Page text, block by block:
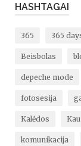
HASHTAGAI
365 365
Beisbolas
depeche mode
fotosesija
Kalėdos
komunikacija